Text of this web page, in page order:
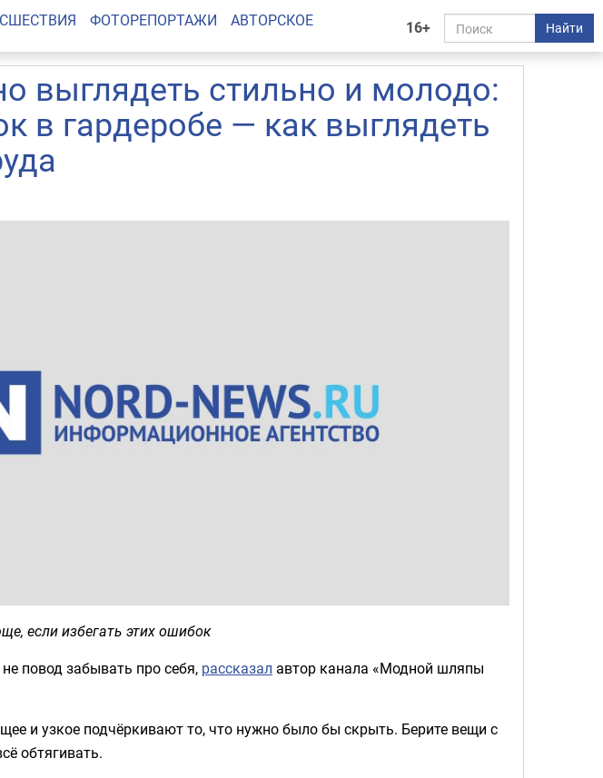
16+ Найти
ФОТОРЕПОРТАЖИ АВТОРСКОЕ
выглядеть стильно и молодо:
в гардеробе — как выглядеть
если избегать этих ошибок
повод забывать про себя, рассказал автор канала «Модной шляпы
и узкое подчёркивают то, что нужно было бы скрыть. Берите вещи с
обтягивать.